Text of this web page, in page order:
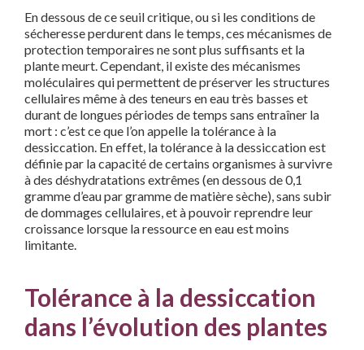
En dessous de ce seuil critique, ou si les conditions de
sécheresse perdurent dans le temps, ces mécanismes de
protection temporaires ne sont plus suffisants et la
plante meurt. Cependant, il existe des mécanismes
moléculaires qui permettent de préserver les structures
cellulaires même à des teneurs en eau très basses et
durant de longues périodes de temps sans entraîner la
mort : c’est ce que l’on appelle la tolérance à la
dessiccation. En effet, la tolérance à la dessiccation est
définie par la capacité de certains organismes à survivre
à des déshydratations extrêmes (en dessous de 0,1
gramme d’eau par gramme de matière sèche), sans subir
de dommages cellulaires, et à pouvoir reprendre leur
croissance lorsque la ressource en eau est moins
limitante.
Tolérance à la dessiccation
dans l’évolution des plantes